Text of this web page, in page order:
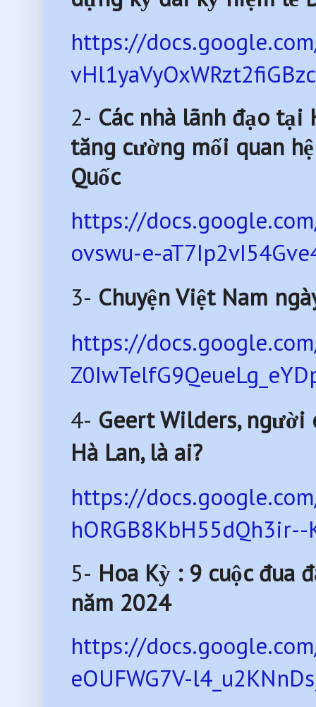
https://
2- Các nhà lãnh đạo
tăng cường mối quan
Quốc
https://
ovswu-e-
3- Chuyện Việt Nam
https://
4- Geert Wilders,
Hà Lan, là ai?
https://
5- Hoa Kỳ : 9 cuộc đua
năm 2024
https://
eOUFWG7V-